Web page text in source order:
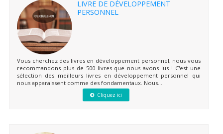
LIVRE DE DÉVELOPPEMENT
PERSONNEL
Vous cherchez des livres en développement personnel, nous vous
recommandons plus de 500 livres que nous avons lus ! C'est une
sélection des meilleurs livres en développement personnel qui
nous apparaissent comme des fondamentaux. Nous...
Cliquez ici